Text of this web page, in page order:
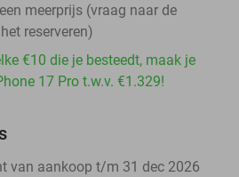
meerprijs (vraag naar de
reserveren)
€10 die je besteedt, maak je
17 Pro t.w.v. €1.329!
van aankoop t/m 31 dec 2026